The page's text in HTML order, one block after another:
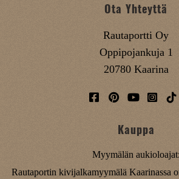
Ota Yhteyttä
Rautaportti Oy
Oppipojankuja 1
20780 Kaarina
Kauppa
Myymälän aukioloajat:
Rautaportin kivijalkamyymälä Kaarinassa